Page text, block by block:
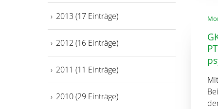
2013 (17 Einträge)
2012 (16 Einträge)
2011 (11 Einträge)
2010 (29 Einträge)